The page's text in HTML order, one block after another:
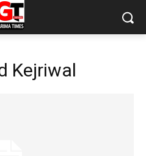
Kejriwal